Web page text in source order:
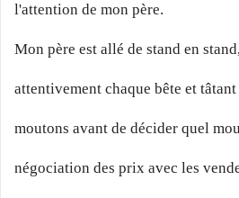
l'attention de mon père.
Mon père est allé de stand en
attentivement chaque bête et tâtant
moutons avant de décider quel
négociation des prix avec les